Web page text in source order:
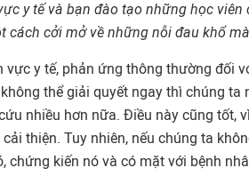
y tế và bạn đào tạo những học
cách cởi mở về những nỗi đau khổ
vực y tế, phản ứng thông thường đối
không thể giải quyết ngay thì chúng
nhiều hơn nữa. Điều này cũng tốt,
thiện. Tuy nhiên, nếu chúng ta
chứng kiến nó và có mặt với bệnh